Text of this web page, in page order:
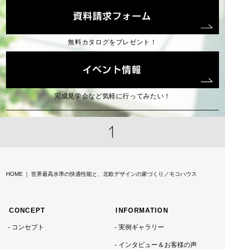
2024年12月 (2)
無料カタログをプレゼント！
完成見学会など気軽に行ってみたい！
HOME ｜ 世界最高水準の快適性能と、北欧デザインの家づくり／モコハウス
CONCEPT
コンセプト
INFORMATION
実例ギャラリー
インタビュー＆お客様の声